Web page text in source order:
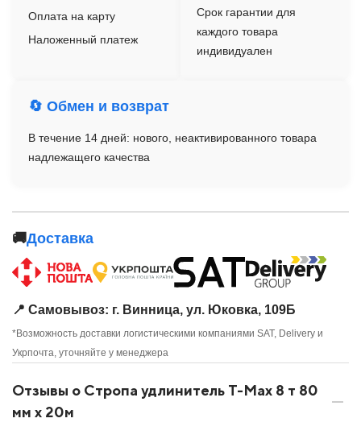
Оплата на карту
Наложенный платеж
Срок гарантии для
каждого товара
индивидуален
🔄 Обмен и возврат
В течение 14 дней: нового, неактивированного товара
надлежащего качества
🚚Доставка
📍 Самовывоз: г. Винница, ул. Юковка, 109Б
*Возможность доставки логистическими компаниями SAT, Delivery и
Укрпочта, уточняйте у менеджера
Отзывы о Стропа удлинитель T-Max 8 т 80
мм х 20м